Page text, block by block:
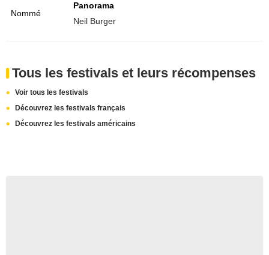
Nommé
Panorama
Neil Burger
Tous les festivals et leurs récompenses
Voir tous les festivals
Découvrez les festivals français
Découvrez les festivals américains